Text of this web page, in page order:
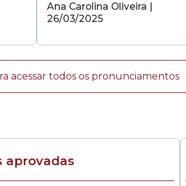
Ana Carolina Oliveira |
26/03/2025
acessar todos os pronunciamentos
aprovadas